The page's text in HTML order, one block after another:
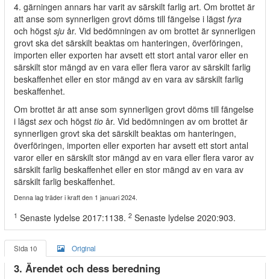
4. gärningen annars har varit av särskilt farlig art. Om brottet är
att anse som synnerligen grovt döms till fängelse i lägst fyra
och högst sju år. Vid bedömningen av om brottet är synnerligen
grovt ska det särskilt beaktas om hanteringen, överföringen,
importen eller exporten har avsett ett stort antal varor eller en
särskilt stor mängd av en vara eller flera varor av särskilt farlig
beskaffenhet eller en stor mängd av en vara av särskilt farlig
beskaffenhet.
Om brottet är att anse som synnerligen grovt döms till fängelse
i lägst sexoch högst tio år. Vid bedömningen av om brottet är
synnerligen grovt ska det särskilt beaktas om hanteringen,
överföringen, importen eller exporten har avsett ett stort antal
varor eller en särskilt stor mängd av en vara eller flera varor av
särskilt farlig beskaffenhet eller en stor mängd av en vara av
särskilt farlig beskaffenhet.
Denna lag träder i kraft den 1 januari 2024.
1 Senaste lydelse 2017:1138. 2 Senaste lydelse 2020:903.
Sida 10 Original
3. Ärendet och dess beredning